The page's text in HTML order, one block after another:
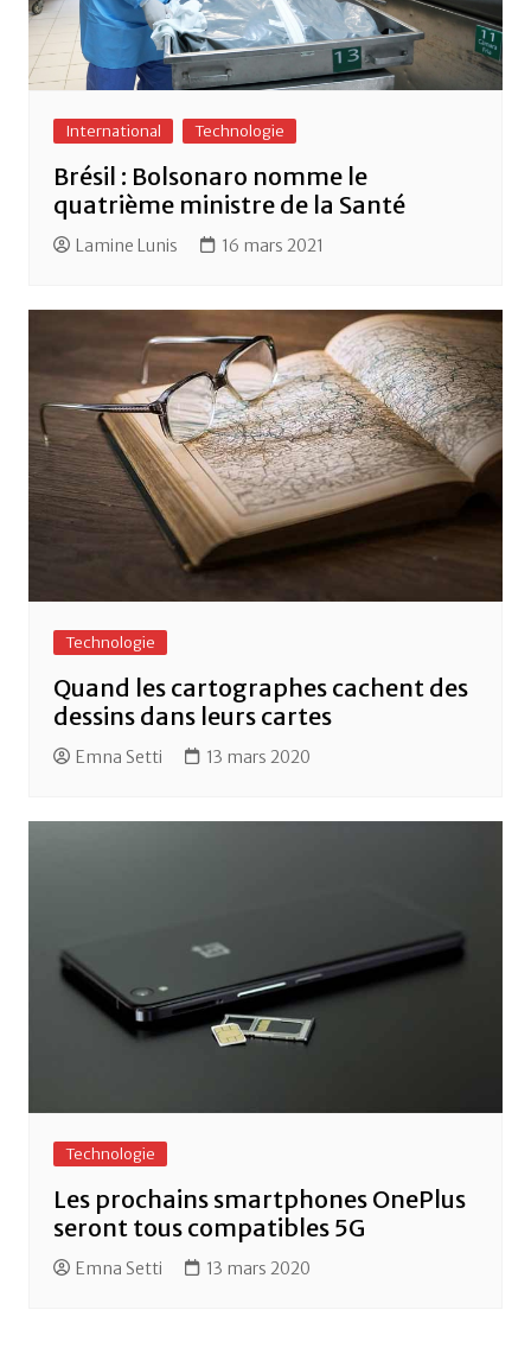
International Technologie
Brésil : Bolsonaro nomme le
quatrième ministre de la Santé
Lamine Lunis 16 mars 2021
Technologie
Quand les cartographes cachent des
dessins dans leurs cartes
Emna Setti 13 mars 2020
Technologie
Les prochains smartphones OnePlus
seront tous compatibles 5G
Emna Setti 13 mars 2020